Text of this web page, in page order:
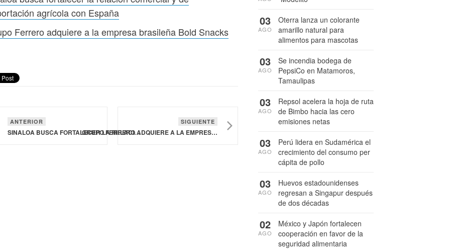
agrícola con España
Ferrero adquiere a la empresa brasileña Bold Snacks
ANTERIOR
SINALOA BUSCA FORTALECER LA RELACIÓN COMERCIAL Y DE EXPORTACIÓN AGRÍCOLA CON ESPAÑA
SIGUIENTE
GRUPO FERRERO ADQUIERE A LA EMPRESA BRASILEÑA BOLD SNACKS
Oterra lanza un colorante
amarillo natural para
alimentos para mascotas
03
AGO
Se incendia bodega de
PepsiCo en Matamoros,
Tamaulipas
03
AGO
Repsol acelera la hoja de ruta
de Bimbo hacia las cero
emisiones netas
03
AGO
Perú lidera en Sudamérica el
crecimiento del consumo per
cápita de pollo
03
AGO
Huevos estadounidenses
regresan a Singapur después
de dos décadas
03
AGO
México y Japón fortalecen
cooperación en favor de la
seguridad alimentaria
02
AGO